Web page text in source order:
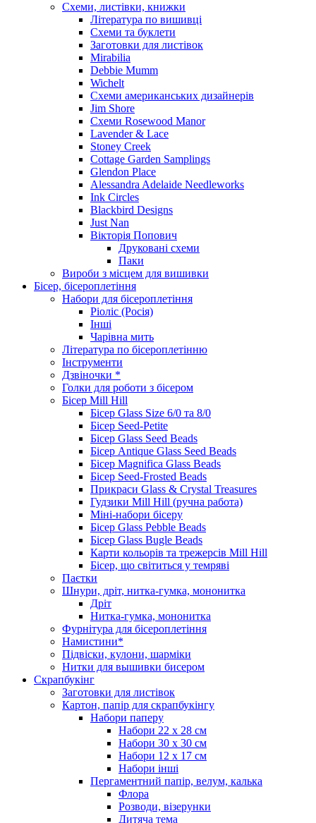
Схеми, листівки, книжки
Література по вишивці
Схеми та буклети
Заготовки для листівок
Mirabilia
Debbie Mumm
Wichelt
Схеми американських дизайнерів
Jim Shore
Cхеми Rosewood Manor
Lavender & Lace
Stoney Creek
Cottage Garden Samplings
Glendon Place
Alessandra Adelaide Needleworks
Ink Circles
Blackbird Designs
Just Nan
Вікторія Попович
Друковані схеми
Паки
Вироби з місцем для вишивки
Бісер, бісероплетіння
Набори для бісероплетіння
Ріоліс (Росія)
Інші
Чарівна мить
Література по бісероплетінню
Інструменти
Дзвіночки *
Голки для роботи з бісером
Бісер Mill Hill
Бісер Glass Size 6/0 та 8/0
Бісер Seed-Petite
Бісер Glass Seed Beads
Бісер Antique Glass Seed Beads
Бісер Magnifica Glass Beads
Бісер Seed-Frosted Beads
Прикраси Glass & Crystal Treasures
Гудзики Mill Hill (ручна работа)
Міні-набори бісеру
Бісер Glass Pebble Beads
Бісер Glass Bugle Beads
Карти кольорів та трежерсів Mill Hill
Бісер, що світиться у темряві
Паєтки
Шнури, дріт, нитка-гумка, мононитка
Дріт
Нитка-гумка, мононитка
Фурнітура для бісероплетіння
Намистини*
Підвіски, кулони, шарміки
Нитки для вышивки бисером
Скрапбукінг
Заготовки для листівок
Картон, папір для скрапбукінгу
Набори паперу
Набори 22 х 28 см
Набори 30 х 30 см
Набори 12 х 17 см
Набори інші
Пергаментний папір, велум, калька
Флора
Розводи, візерунки
Дитяча тема